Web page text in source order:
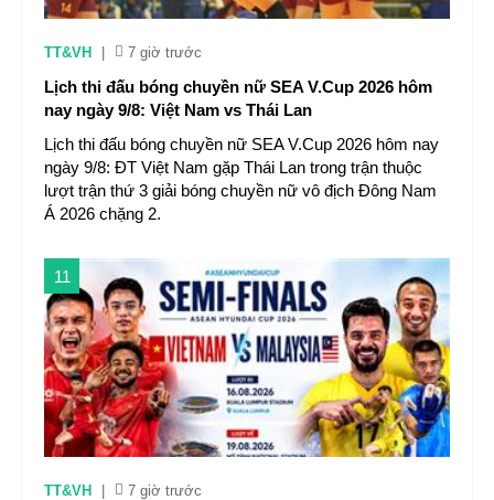
TT&VH 7 giờ trước
Lịch thi đấu bóng chuyền nữ SEA V.Cup 2026 hôm
nay ngày 9/8: Việt Nam vs Thái Lan
Lịch thi đấu bóng chuyền nữ SEA V.Cup 2026 hôm nay
ngày 9/8: ĐT Việt Nam gặp Thái Lan trong trận thuộc
lượt trận thứ 3 giải bóng chuyền nữ vô địch Đông Nam
Á 2026 chặng 2.
11
TT&VH 7 giờ trước